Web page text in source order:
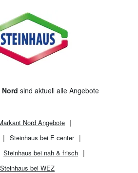
sind aktuell alle Angebote
Nord Angebote
Steinhaus bei E center
Steinhaus bei nah & frisch
Steinhaus bei WEZ